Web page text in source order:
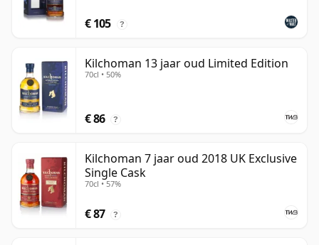
€ 105 ?
Kilchoman 13 jaar oud Limited Edition
70cl • 50%
€ 86 ?
Kilchoman 7 jaar oud 2018 UK Exclusive
Single Cask
70cl • 57%
€ 87 ?